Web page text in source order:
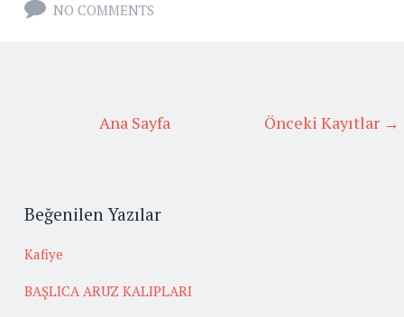
NO COMMENTS
Önceki Kayıtlar →
Ana Sayfa
Beğenilen Yazılar
Kafiye
BAŞLICA ARUZ KALIPLARI